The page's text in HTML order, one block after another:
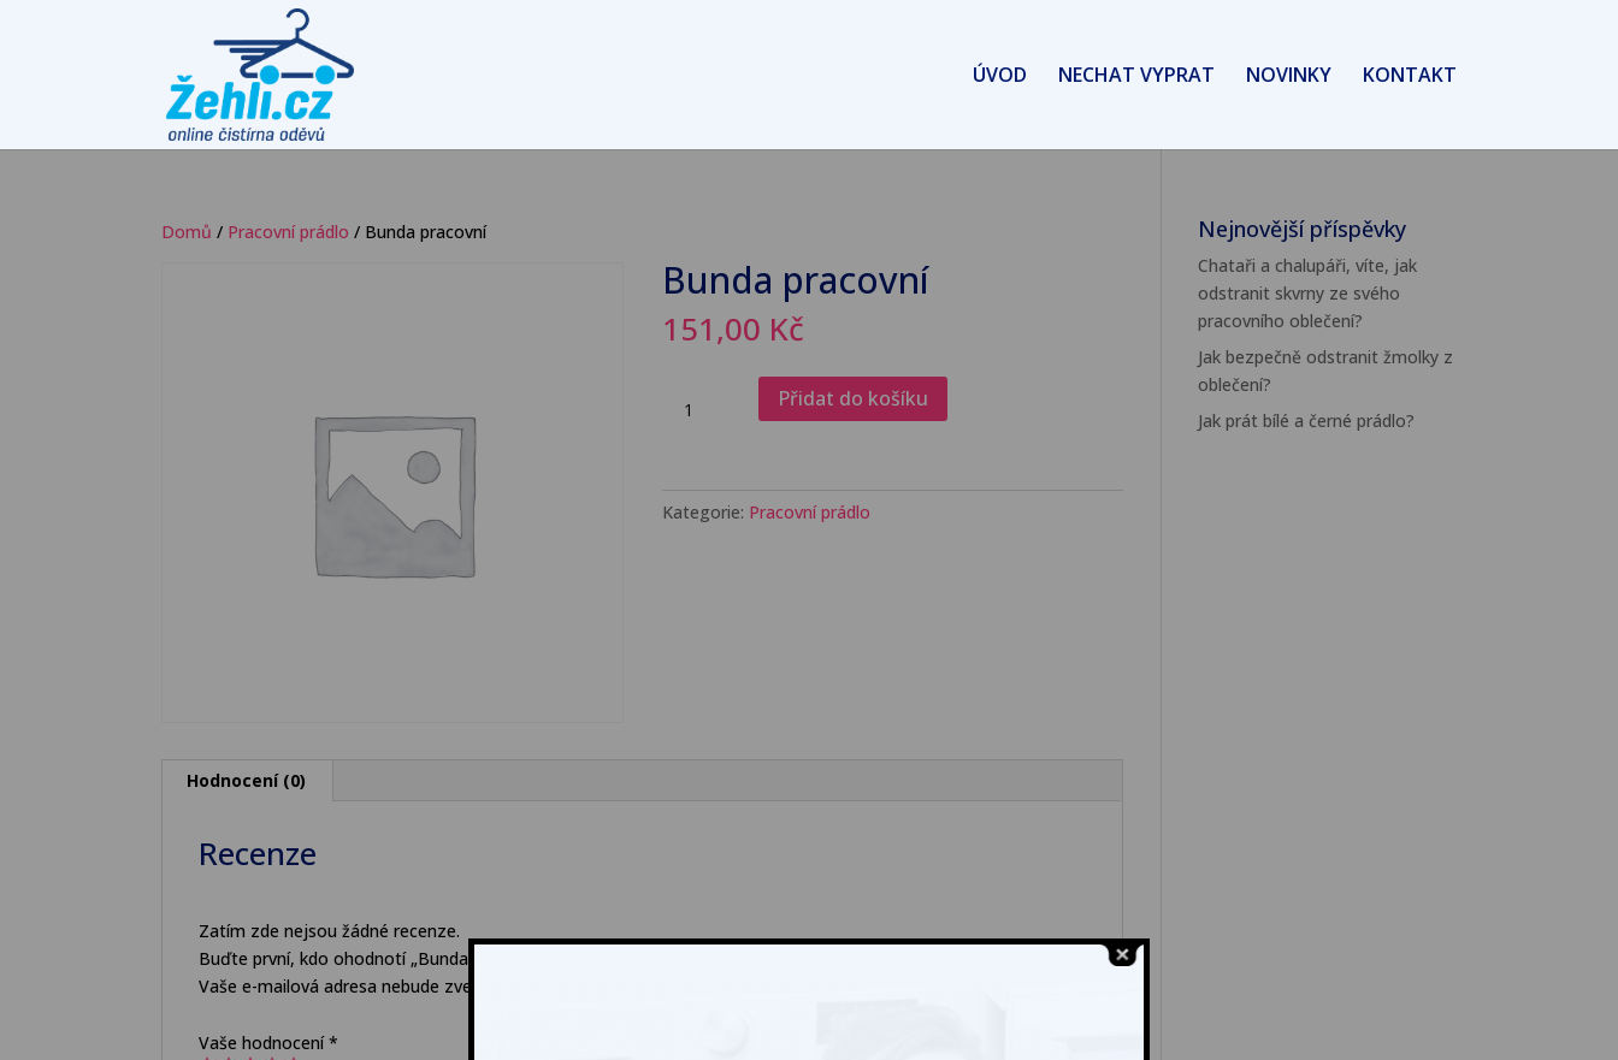
ÚVOD NECHAT VYPRAT NOVINKY KONTAKT
Domů / Pracovní prádlo / Bunda pracovní
Bunda pracovní
151,00 Kč
pracovní
Přidat do košíku
Kategorie: Pracovní prádlo
Hodnocení (0)
Recenze
Zatím zde nejsou žádné recenze.
Buďte první, kdo ohodnotí „Bunda pracovní“
Vaše e-mailová adresa nebude zveřejněna.
Vaše hodnocení*
Nejnovější příspěvky
Chataři a chalupáři, víte, jak
odstranit skvrny ze svého
pracovního oblečení?
Jak bezpečně odstranit žmolky z
oblečení?
Jak prát bílé a černé prádlo?